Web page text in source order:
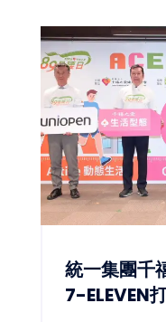
統一集團千
7-ELEVEN